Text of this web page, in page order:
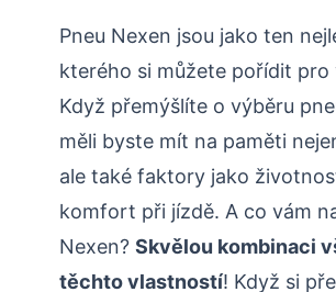
Pneu Nexen jsou jako ten
kterého si můžete pořídit pro
Když přemýšlíte o výběru
měli byste mít na paměti
ale také faktory jako
komfort při jízdě. A co vám
Nexen? Skvělou kombinaci
těchto vlastností! Když si